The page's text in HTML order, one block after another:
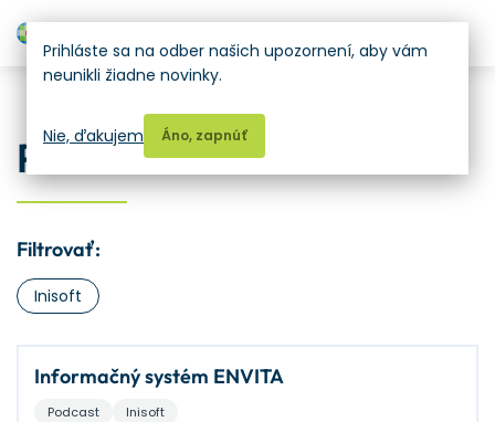
Podcast
Filtrovať:
Inisoft
Informačný systém ENVITA
Podcast Inisoft
Prihláste sa na odber našich upozornení, aby vám
neunikli žiadne novinky.
Áno, zapnúť
Nie, ďakujem